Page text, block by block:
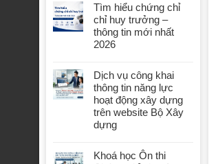
Tìm hiểu chứng chỉ
chỉ huy trưởng –
thông tin mới nhất
2026
Dịch vụ công khai
thông tin năng lực
hoạt động xây dựng
trên website Bộ Xây
dựng
Khoá học Ôn thi